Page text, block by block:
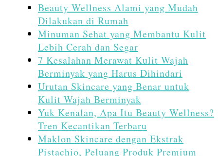
Beauty Wellness Alami yang Mudah
Dilakukan di Rumah
Minuman Sehat yang Membantu Kulit
Lebih Cerah dan Segar
7 Kesalahan Merawat Kulit Wajah
Berminyak yang Harus Dihindari
Urutan Skincare yang Benar untuk
Kulit Wajah Berminyak
Yuk Kenalan, Apa Itu Beauty Wellness?
Tren Kecantikan Terbaru
Maklon Skincare dengan Ekstrak
Pistachio, Peluang Produk Premium